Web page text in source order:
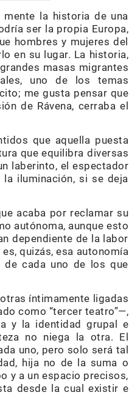
la historia de una
ser la propia Europa,
hombres y mujeres del
en su lugar. La historia,
masas migrantes
uno de los temas
me gusta pensar que
de Rávena, cerraba el
que aquella puesta
que equilibra diversas
laberinto, el espectador
iluminación, si se deja
acaba por reclamar su
autónoma, aunque esto
dependiente de la labor
quizás, esa autonomía
de cada uno de los que
íntimamente ligadas
como “tercer teatro”—,
y la identidad grupal e
no niega la otra. El
uno, pero solo será tal
hija no de la suma o
y a un espacio precisos,
desde la cual existir e